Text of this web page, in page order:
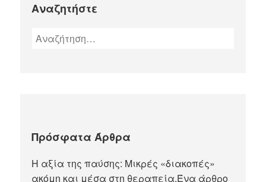
Αναζητήστε
Πρόσφατα Άρθρα
Η αξία της παύσης: Μικρές «διακοπές»
ακόμη και μέσα στη θεραπεία.Ένα άρθρο